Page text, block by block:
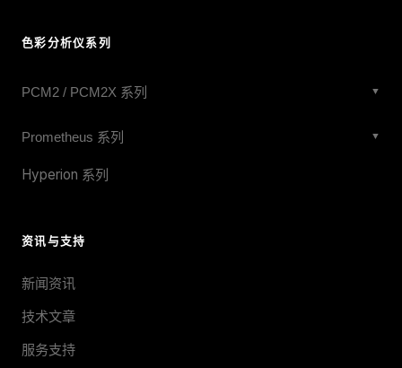
色彩分析仪系列
PCM2 / PCM2X 系列 ▼
WVCM4 Series
Prometheus 系列 ▼
Prometheus 27mm Wide-Angle
Prometheus 20mm
Hyperion 系列
资讯与支持
新闻资讯
技术文章
服务支持